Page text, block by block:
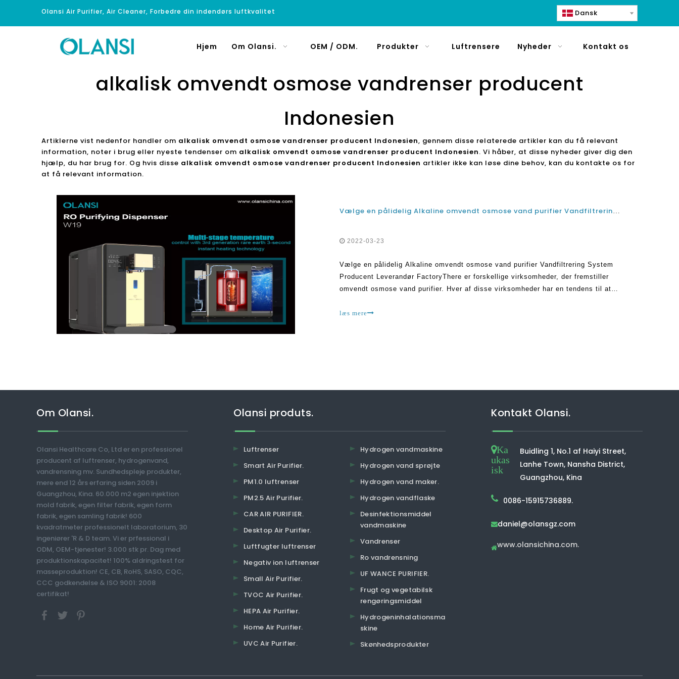
Olansi Air Purifier, Air Cleaner, Forbedre din indendørs luftkvalitet Dansk
Hjem Om Olansi. OEM / ODM. Produkter Luftrensere Nyheder Kontakt os
alkalisk omvendt osmose vandrenser producent
Indonesien
Artiklerne vist nedenfor handler om alkalisk omvendt osmose vandrenser producent Indonesien, gennem disse relaterede artikler kan du få relevant
information, noter i brug eller nyeste tendenser om alkalisk omvendt osmose vandrenser producent Indonesien. Vi håber, at disse nyheder giver dig den
hjælp, du har brug for. Og hvis disse alkalisk omvendt osmose vandrenser producent Indonesien artikler ikke kan løse dine behov, kan du kontakte os for
at få relevant information.
Vælge en pålidelig Alkaline omvendt osmose vand purifier Vandfiltrering System Producent Leverandør Factory
2022-03-23
Vælge en pålidelig Alkaline omvendt osmose vand purifier Vandfiltrering System
Producent Leverandør FactoryThere er forskellige virksomheder, der fremstiller
omvendt osmose vand purifier. Hver af disse virksomheder har en tendens til at
læs mere
Om Olansi.
Olansi Healthcare Co, Ltd er en professionel
producent af luftrenser, hydrogenvand,
vandrensning mv. Sundhedspleje produkter,
mere end 12 års erfaring siden 2009 i
Guangzhou, Kina. 60.000 m2 egen injektion
mold fabrik, egen filter fabrik, egen form
fabrik, egen samling fabrik! 600
kvadratmeter professionelt laboratorium, 30
ingeniører 'R & D team. Vi er prfessional i
ODM, OEM-tjenester! 3.000 stk pr. Dag med
produktionskapacitet! 100% aldringstest for
masseproduktion! CE, CB, RoHS, SASO, CQC,
CCC godkendelse & ISO 9001: 2008
certifikat!
Olansi produts.
Luftrenser
Smart Air Purifier.
PM1.0 luftrenser
PM2.5 Air Purifier.
CAR AIR PURIFIER.
Desktop Air Purifier.
Luftfugter luftrenser
Negativ ion luftrenser
Small Air Purifier.
TVOC Air Purifier.
HEPA Air Purifier.
Home Air Purifier.
UVC Air Purifier.
Hydrogen vandmaskine
Hydrogen vand sprøjte
Hydrogen vand maker.
Hydrogen vandflaske
Desinfektionsmiddel
vandmaskine
Vandrenser
Ro vandrensning
UF WANCE PURIFIER.
Frugt og vegetabilsk
rengøringsmiddel
Hydrogeninhalationsma
skine
Skønhedsprodukter
Kontakt Olansi.
Ka
ukas
isk
Buidling 1, No.1 af Haiyi Street,
Lanhe Town, Nansha District,
Guangzhou, Kina
0086-15915736889.
daniel@olansgz.com
www.olansichina.com.